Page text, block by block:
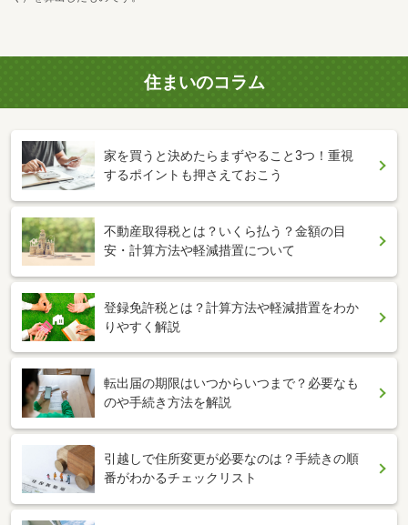
住まいのコラム
家を買うと決めたらまずやること3つ！重視
するポイントも押さえておこう
不動産取得税とは？いくら払う？金額の目
安・計算方法や軽減措置について
登録免許税とは？計算方法や軽減措置をわか
りやすく解説
転出届の期限はいつからいつまで？必要なも
のや手続き方法を解説
引越しで住所変更が必要なのは？手続きの順
番がわかるチェックリスト